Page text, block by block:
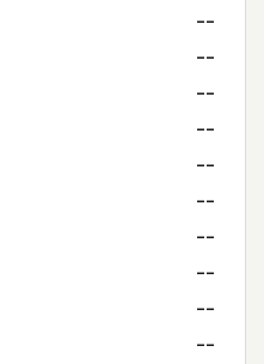
--
--
--
--
--
--
--
--
--
--